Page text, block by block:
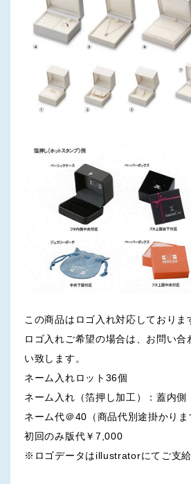
この商品はロゴ入れ対応しておりま
ロゴ入れご希望の場合は、お問い
い致します。
ネーム入れロット36個
ネーム入れ（箔押し加工）：蓋内側
ネーム代＠40（商品代別途掛かりま
初回のみ版代￥7,000
※ロゴデータはillustratorにてご支給